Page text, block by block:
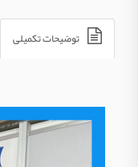
توضیحات تکمیلی